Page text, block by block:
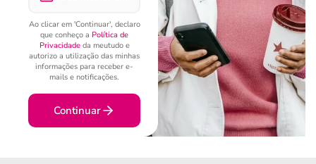
Ao clicar em 'Continuar', declaro
que conheço a Política de
Privacidadeda meutudo e
autorizo a utilização das minhas
informações para receber e-
mails e notificações.
Continuar